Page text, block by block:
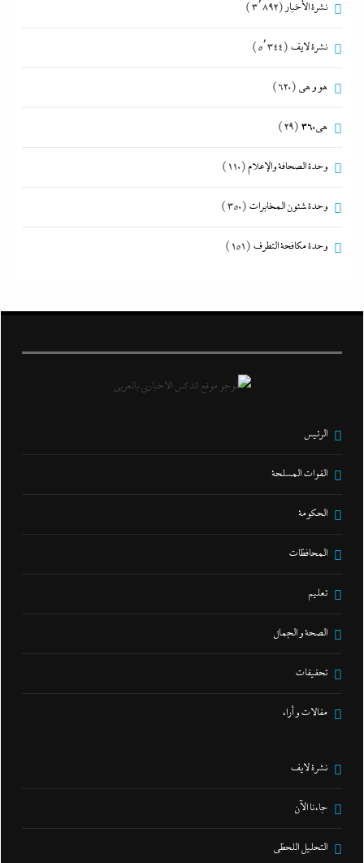
نشرة الأخبار (3٬892)
نشرة لايف (5٬344)
هو و هي (620)
هى360 (29)
وحدة الصحافة والإعلام(110)
وحدة شئون المخابرات (350)
وحدة مكافحة التطرف (151)
الرئيس
القوات المسلحة
الحكومة
المحافظات
تعليم
الصحة و الجمال
تحقيقات
مقالات و أراء
نشرة لايف
جاءنا الآن
التحليل اللحظي